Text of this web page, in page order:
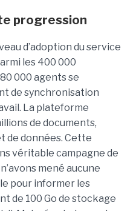
progression
d’adoption du service
les 400 000
000 agents se
de synchronisation
La plateforme
de documents,
de données. Cette
véritable campagne de
mené aucune
pour informer les
de 100 Go de stockage